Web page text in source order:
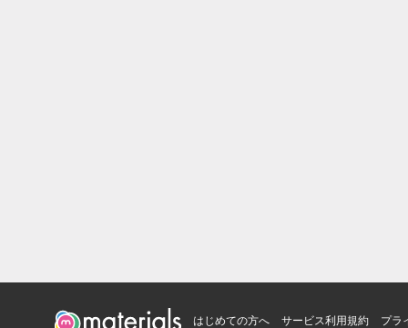
はじめての方へ サービス利用規約 プラ